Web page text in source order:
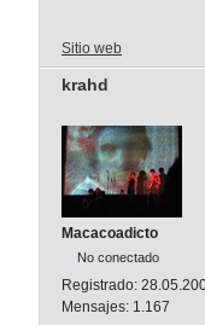
Sitio web
krahd
Macacoadicto
No conectado
Registrado:
Mensajes: 1.167